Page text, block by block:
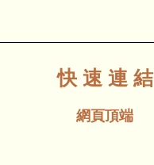
快 速 連 結
網頁頂端